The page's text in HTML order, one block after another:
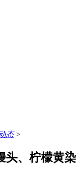
态>
头、柠檬黄染